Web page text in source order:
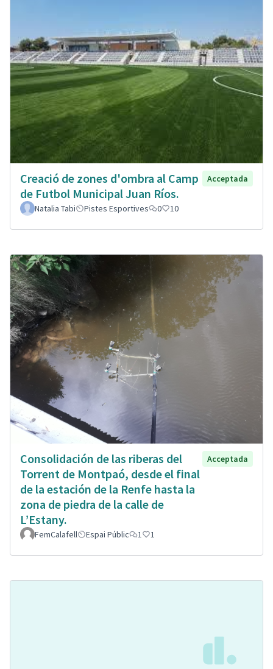
Creació de zones d'ombra al Camp
de Futbol Municipal Juan Ríos.
Acceptada
Natalia Tabi Pistes Esportives 0 10
Consolidación de las riberas del
Torrent de Montpaó, desde el final
de la estación de la Renfe hasta la
zona de piedra de la calle de
L’Estany.
Acceptada
FemCalafell Espai Públic 1 1